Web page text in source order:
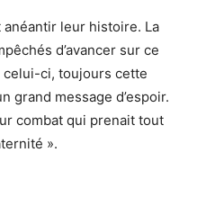
leur histoire. La
d’avancer sur ce
ci, toujours cette
grand message d’espoir.
combat qui prenait tout
».